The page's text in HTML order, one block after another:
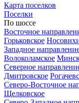
Карта поселков
Поселки
По шоссе
Восточное
Горьковское
Западное
Волоколамское
Северное
Дмитровское
Северо-Восточное
Щелковское